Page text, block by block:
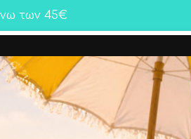
των 45€
Αγόρι Twins Premium Collection